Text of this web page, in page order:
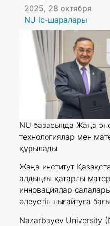
2025, 28 октября
NU іс-шаралары
NU базасында Жаңа
технологиялар мен
құрылады
Жаңа институт
алдыңғы қатарлы
инновациялар
әлеуетін нығайтуға
Nazarbayev University